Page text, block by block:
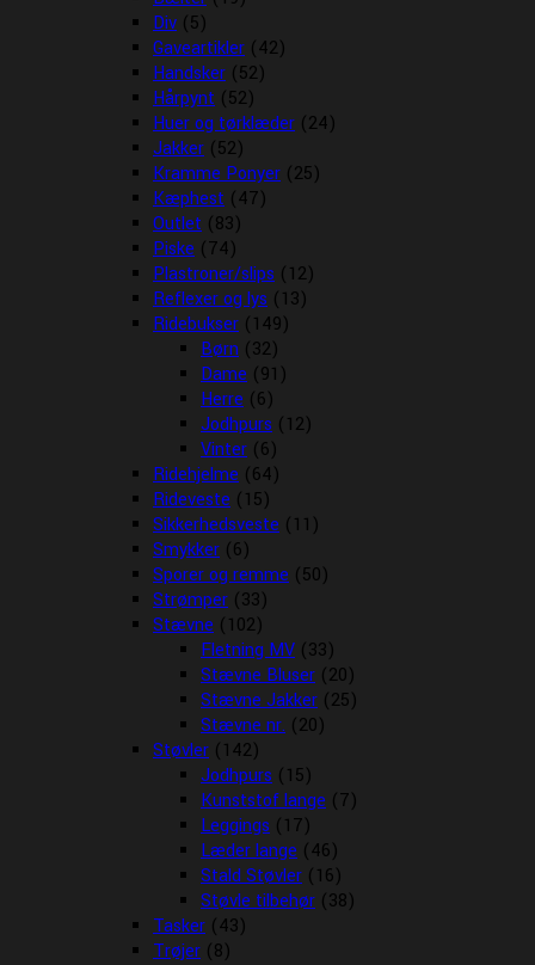
Div (5)
Gaveartikler (42)
Handsker (52)
Hårpynt (52)
Huer og tørklæder (24)
Jakker (52)
Kramme Ponyer (25)
Kæphest (47)
Outlet (83)
Piske (74)
Plastroner/slips (12)
Reflexer og lys (13)
Ridebukser (149)
Børn (32)
Dame (91)
Herre (6)
Jodhpurs (12)
Vinter (6)
Ridehjelme (64)
Rideveste (15)
Sikkerhedsveste (11)
Smykker (6)
Sporer og remme (50)
Strømper (33)
Stævne (102)
Fletning MV (33)
Stævne Bluser (20)
Stævne Jakker (25)
Stævne nr. (20)
Støvler (142)
Jodhpurs (15)
Kunststof lange (7)
Leggings (17)
Læder lange (46)
Stald Støvler (16)
Støvle tilbehør (38)
Tasker (43)
Trøjer (8)